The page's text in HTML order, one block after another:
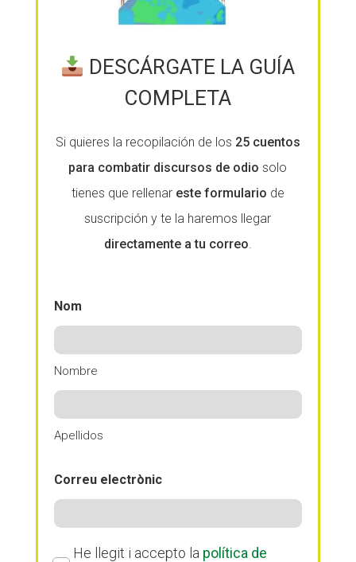
DESCÁRGATE LA GUÍA
COMPLETA
Si quieres la recopilación de los 25 cuentos
para combatir discursos de odio solo
tienes que rellenar este formulario de
suscripción y te la haremos llegar
directamente a tu correo.
Nom
Nombre
Apellidos
Correu electrònic
PolíticaHe llegit i accepto la política de